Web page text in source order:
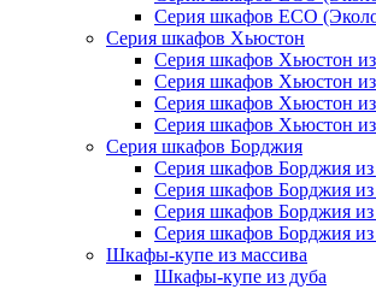
Серия шкафов ECO
Серия шкафов Хьюстон
Серия шкафов Хьюстон из
Серия шкафов Хьюстон из
Серия шкафов Хьюстон
Серия шкафов Хьюстон
Серия шкафов Борджия
Серия шкафов Борджия из
Серия шкафов Борджия из
Серия шкафов Борджия из
Серия шкафов Борджия
Шкафы-купе из массива
Шкафы-купе из дуба